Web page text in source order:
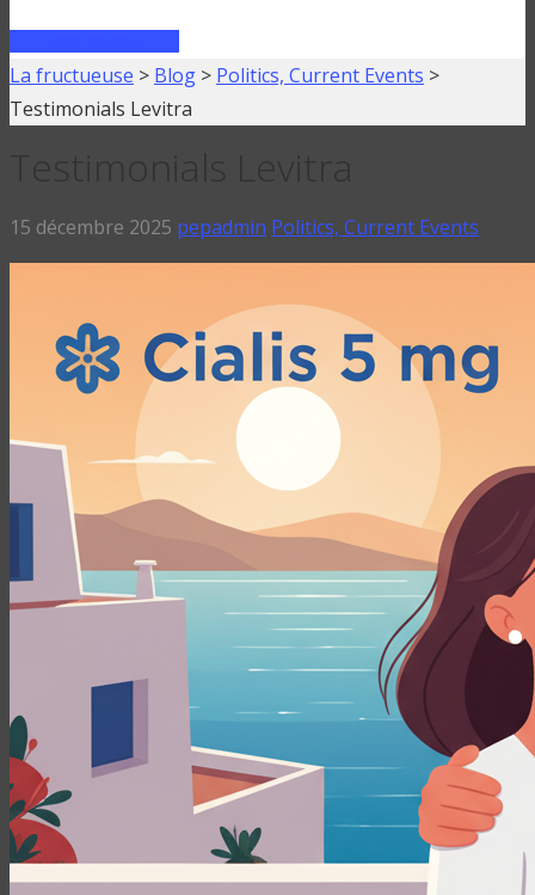
La fructueuse > Blog > Politics, Current Events >
Testimonials Levitra
15 décembre 2025 pepadmin Politics, Current Events